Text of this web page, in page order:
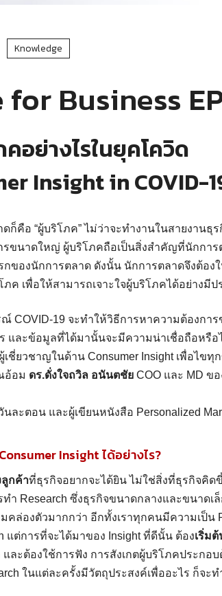
Knowledge
for Business
คอย่างไรในยุคโควิด
Insight in COVID-
ก็คือ “ผู้บริโภค” ไม่ว่าจะทำงานในสายงานธุ
รขนาดใหญ่ ผู้บริโภคถือเป็นสิ่งสำคัญที่นักการ
กของนักการตลาด ดังนั้น นักการตลาดจึงต้อ
ค เพื่อให้สามารถเจาะใจผู้บริโภคได้อย่างมี
COVID-19 จะทำให้วิธีการหาความต้องกา
และข้อมูลที่ได้มานั้นจะมีความน่าเชื่อถือหรือ
ยวชาญในด้าน Consumer Insight เพื่อไขทุก
อ้อม ดร.ดั่งใจถวิล อนันตชัย COO และ MD ข
นละตอน และผู้เขียนหนังสือ Personalized
Insight ได้อย่างไร?
ลูกค้าที่ธุรกิจอยากจะได้ยิน ไม่ใช่สิ่งที่ธุรกิจคิด
ำ Research ซึ่งธุรกิจขนาดกลางและขนาดเ
ล่องตัวมากกว่า อีกทั้งเราทุกคนมีความเป็น
แต่การที่จะได้มาของ Insight ที่ดีนั้น ต้องเริ่ม
ละต้องใช้การฟัง การสังเกตผู้บริโภคประกอบ
ในแต่ละครั้งมีวัตถุประสงค์เพื่ออะไร ก็จะ